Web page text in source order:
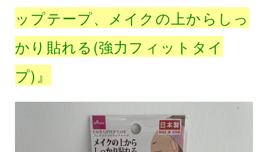
ップテープ、メイクの上からしっ
かり貼れる(強力フィットタイ
プ)』